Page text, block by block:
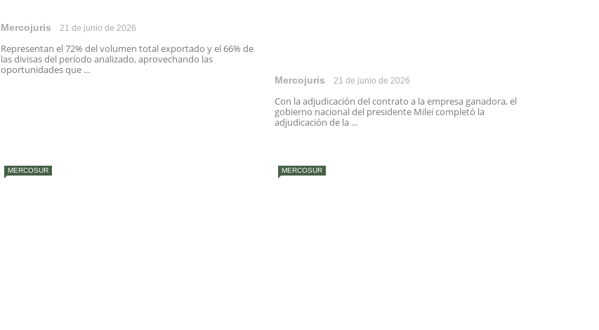
Mercojuris 21 de junio de 2026
Representan el 72% del volumen total exportado y el 66% de
las divisas del período analizado, aprovechando las
oportunidades que ...
Mercojuris 21 de junio de 2026
Con la adjudicación del contrato a la empresa ganadora, el
gobierno nacional del presidente Milei completó la
adjudicación de la ...
MERCOSUR MERCOSUR